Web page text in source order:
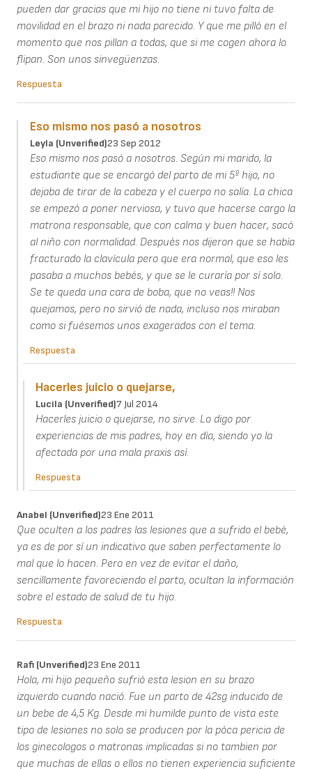
pueden dar gracias que mi hijo no tiene ni tuvo falta de
movilidad en el brazo ni nada parecido. Y que me pilló en el
momento que nos pillan a todas, que si me cogen ahora lo
flipan. Son unos sinvegüenzas.
Respuesta
Eso mismo nos pasó a nosotros
Leyla (unverified)23 Sep 2012
Eso mismo nos pasó a nosotros. Según mi marido, la
estudiante que se encargó del parto de mi 5º hijo, no
dejaba de tirar de la cabeza y el cuerpo no salía. La chica
se empezó a poner nerviosa, y tuvo que hacerse cargo la
matrona responsable, que con calma y buen hacer, sacó
al niño con normalidad. Después nos dijeron que se había
fracturado la clavícula pero que era normal, que eso les
pasaba a muchos bebés, y que se le curaría por sí solo.
Se te queda una cara de boba, que no veas!! Nos
quejamos, pero no sirvió de nada, incluso nos miraban
como si fuésemos unos exagerados con el tema.
Respuesta
Hacerles juicio o quejarse,
Lucila (unverified)7 Jul 2014
Hacerles juicio o quejarse, no sirve. Lo digo por
experiencias de mis padres, hoy en día, siendo yo la
afectada por una mala praxis así.
Respuesta
Anabel (unverified)23 Ene 2011
Que oculten a los padres las lesiones que a sufrido el bebé,
ya es de por sí un indicativo que saben perfectamente lo
mal que lo hacen. Pero en vez de evitar el daño,
sencillamente favoreciendo el parto, ocultan la información
sobre el estado de salud de tu hijo.
Respuesta
Rafi (unverified)23 Ene 2011
Hola, mi hijo pequeño sufrió esta lesion en su brazo
izquierdo cuando nació. Fue un parto de 42sg inducido de
un bebe de 4,5 Kg. Desde mi humilde punto de vista este
tipo de lesiones no solo se producen por la pòca pericia de
los ginecologos o matronas implicadas si no tambien por
que muchas de ellas o ellos no tienen experiencia suficiente